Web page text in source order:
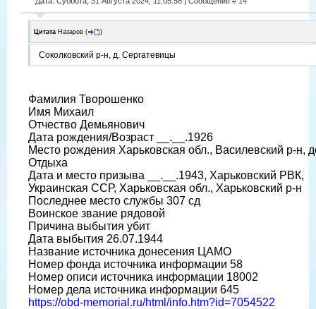
Цитата Назаров ( )
Соколковский р-н, д. Сергатевицы
Фамилия Творошенко
Имя Михаил
Отчество Демьянович
Дата рождения/Возраст __.__.1926
Место рождения Харьковская обл., Василевский р-н,
Отдыха
Дата и место призыва __.__.1943, Харьковский РВК,
Украинская ССР, Харьковская обл., Харьковский р-н
Последнее место службы 307 сд
Воинское звание рядовой
Причина выбытия убит
Дата выбытия 26.07.1944
Название источника донесения ЦАМО
Номер фонда источника информации 58
Номер описи источника информации 18002
Номер дела источника информации 645
https://obd-memorial.ru/html/info.htm?id=7054522